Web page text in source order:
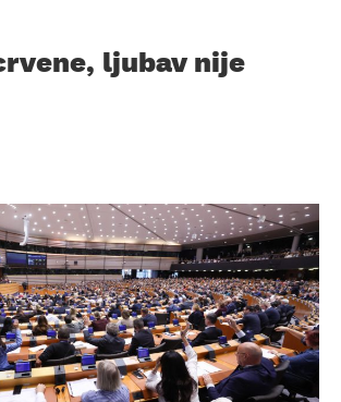
ljubav nije